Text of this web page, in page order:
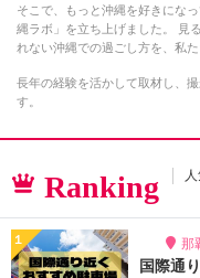
そこで、もっと沖縄を好きにな
縄ラボ」を立ち上げました。
れない沖縄での過ごし方を、私
長年の経験を活かして取材し、
す。
Ranking
那
国際通